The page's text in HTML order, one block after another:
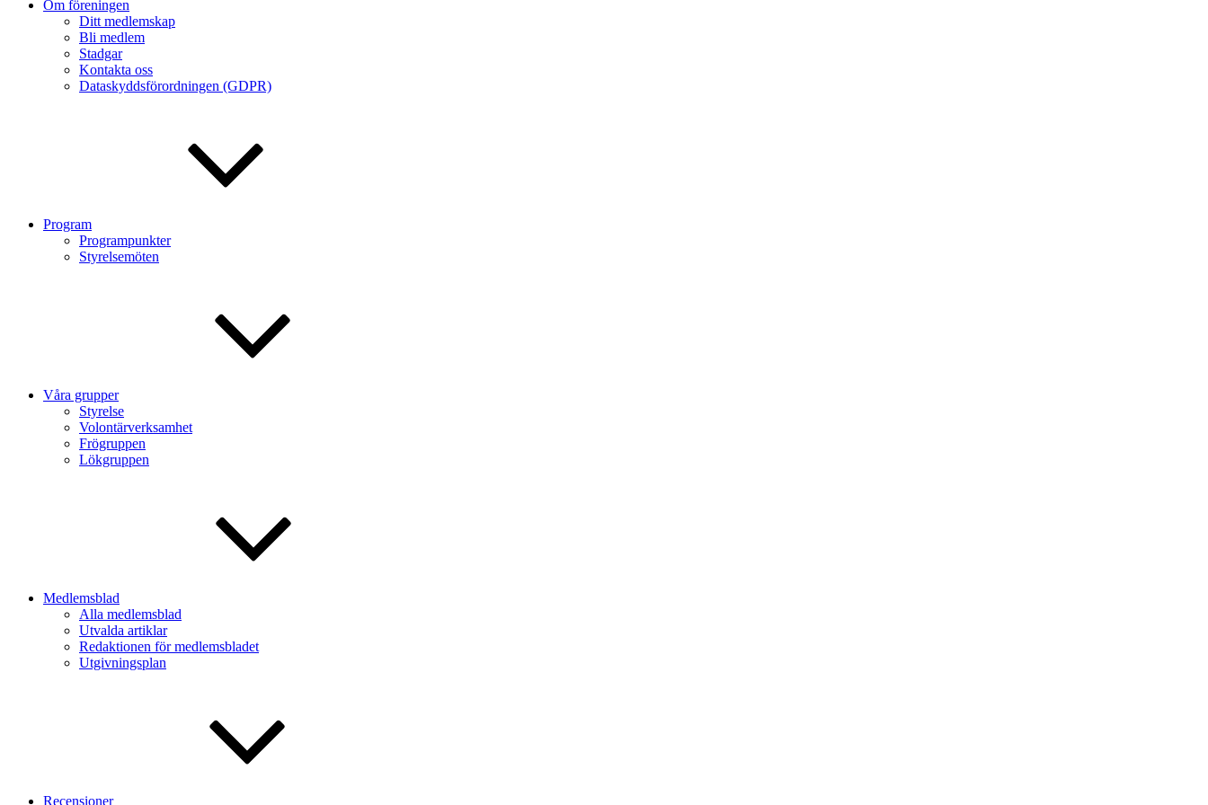
Om föreningen
Ditt medlemskap
Bli medlem
Stadgar
Kontakta oss
Dataskyddsförordningen (GDPR)
Program
Programpunkter
Styrelsemöten
Våra grupper
Styrelse
Volontärverksamhet
Frögruppen
Lökgruppen
Medlemsblad
Alla medlemsblad
Utvalda artiklar
Redaktionen för medlemsbladet
Utgivningsplan
Recensioner